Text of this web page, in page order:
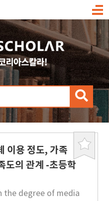
메
검
북
이용 정도, 가족
도의 관계 -초등학
the degree of media